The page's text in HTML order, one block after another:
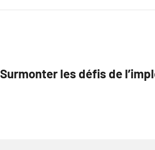
Surmonter les défis de